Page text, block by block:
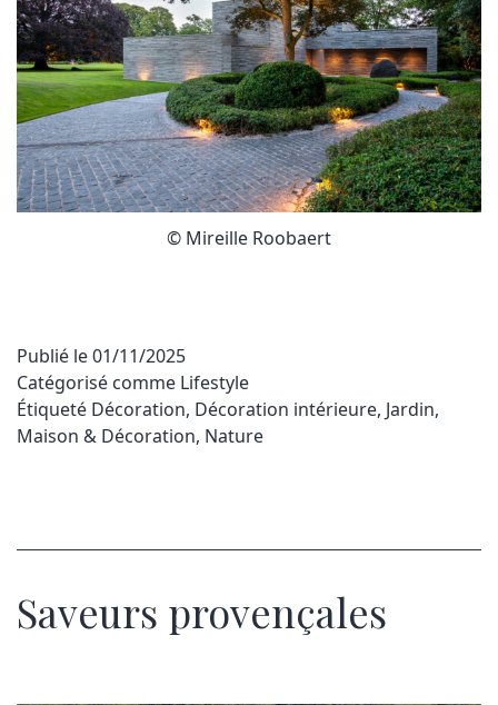
© Mireille Roobaert
Publié le01/11/2025
Catégorisé comme Lifestyle
Étiqueté Décoration, Décoration intérieure, Jardin,
Maison & Décoration, Nature
Saveurs provençales